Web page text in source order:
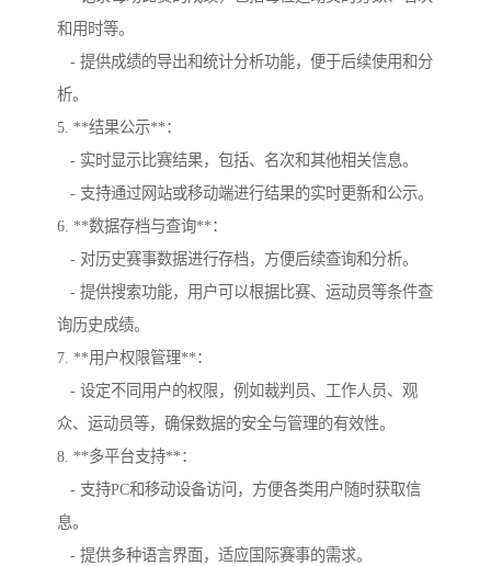
和用时等。
- 提供成绩的导出和统计分析功能，便于后续使用和分
析。
5. **结果公示**：
- 实时显示比赛结果，包括、名次和其他相关信息。
- 支持通过网站或移动端进行结果的实时更新和公示。
6. **数据存档与查询**：
- 对历史赛事数据进行存档，方便后续查询和分析。
- 提供搜索功能，用户可以根据比赛、运动员等条件查
询历史成绩。
7. **用户权限管理**：
- 设定不同用户的权限，例如裁判员、工作人员、观
众、运动员等，确保数据的安全与管理的有效性。
8. **多平台支持**：
- 支持PC和移动设备访问，方便各类用户随时获取信
息。
- 提供多种语言界面，适应国际赛事的需求。